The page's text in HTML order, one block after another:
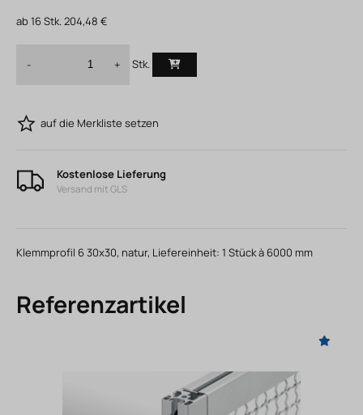
ab16Stk.204,48 €
- + Stk.
auf die Merkliste setzen
Kostenlose Lieferung
Versand mit GLS
Klemmprofil 6 30x30, natur, Liefereinheit: 1 Stück à 6000 mm
Referenzartikel